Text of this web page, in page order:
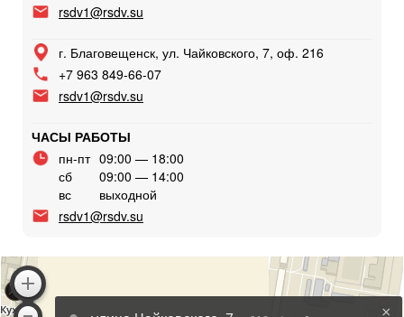
rsdv1@rsdv.su
г. Благовещенск, ул. Чайковского, 7, оф. 216
+7 963 849-66-07
rsdv1@rsdv.su
ЧАСЫ РАБОТЫ
пн-пт 09:00 — 18:00
сб
09:00 — 14:00
вс
выходной
rsdv1@rsdv.su